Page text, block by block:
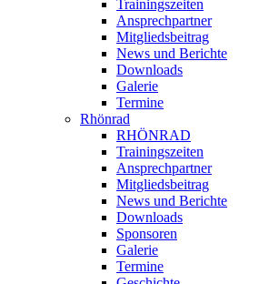
Trainingszeiten
Ansprechpartner
Mitgliedsbeitrag
News und Berichte
Downloads
Galerie
Termine
Rhönrad
RHÖNRAD
Trainingszeiten
Ansprechpartner
Mitgliedsbeitrag
News und Berichte
Downloads
Sponsoren
Galerie
Termine